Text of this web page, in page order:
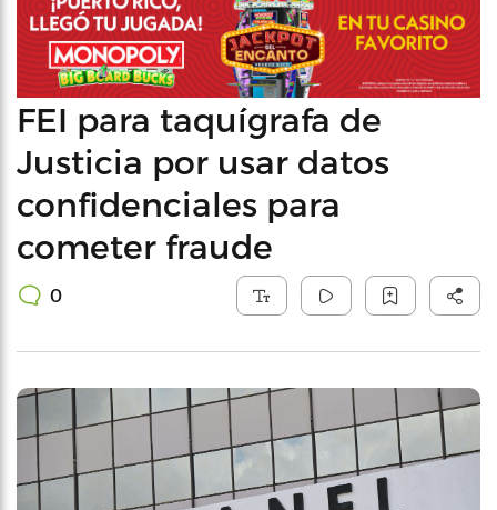
FEI para taquígrafa de
Justicia por usar datos
confidenciales para
cometer fraude
0